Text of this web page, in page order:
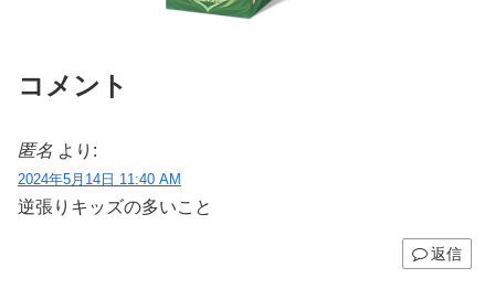
コメント
匿名 より:
2024年5月14日 11:40 AM
逆張りキッズの多いこと
返信